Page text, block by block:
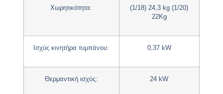
Χωρητικότητα:
(1/18) 24,3 kg (1/20)
22Kg
Ισχύς κινητήρα τυμπάνου: 0,37 kW
Θερμαντική ισχύς: 24 kW